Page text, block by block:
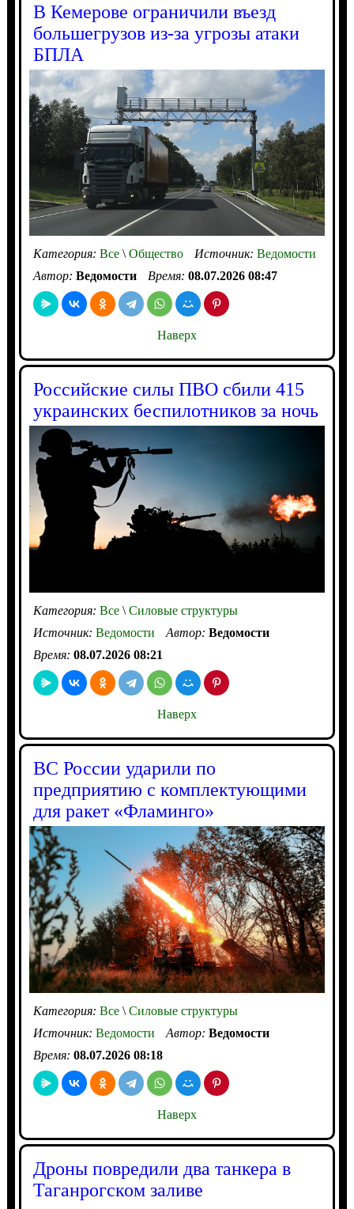
В Кемерове ограничили въезд
большегрузов из-за угрозы атаки
БПЛА
Категория: Все\Общество Источник: Ведомости
Автор: Ведомости Время: 08.07.2026 08:47
Наверх
Российские силы ПВО сбили 415
украинских беспилотников за ночь
Категория: Все\Силовые структуры
Источник: Ведомости Автор: Ведомости
Время: 08.07.2026 08:21
Наверх
ВС России ударили по
предприятию с комплектующими
для ракет «Фламинго»
Категория: Все\Силовые структуры
Источник: Ведомости Автор: Ведомости
Время: 08.07.2026 08:18
Наверх
Дроны повредили два танкера в
Таганрогском заливе